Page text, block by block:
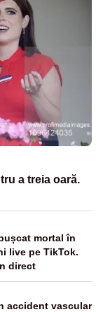
a treia oară.
mortal în
live pe TikTok.
direct
accident vascular